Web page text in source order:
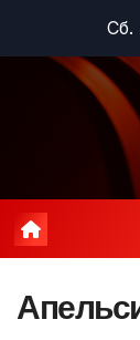
содержимому
Сб.